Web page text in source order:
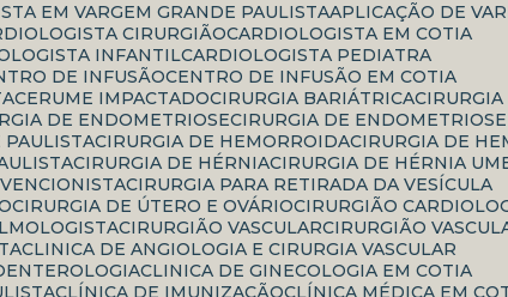
EM VARGEM GRANDE PAULISTA APLICAÇÃO DE
CIRURGIÃO CARDIOLOGISTA EM COTIA
INFANTIL CARDIOLOGISTA PEDIATRA
DE INFUSÃO CENTRO DE INFUSÃO EM COTIA
CERUME IMPACTADO CIRURGIA BARIÁTRICA
DE ENDOMETRIOSE CIRURGIA DE
PAULISTA CIRURGIA DE HEMORROIDA CIRURGIA DE
CIRURGIA DE HÉRNIA CIRURGIA DE HÉRNIA
CIRURGIA PARA RETIRADA DA VESÍCULA
CIRURGIA DE ÚTERO E OVÁRIO CIRURGIÃO
CIRURGIÃO VASCULAR CIRURGIÃO
CLINICA DE ANGIOLOGIA E CIRURGIA VASCULAR
CLINICA DE GINECOLOGIA EM COTIA
CLÍNICA DE IMUNIZAÇÃO CLÍNICA MÉDICA EM